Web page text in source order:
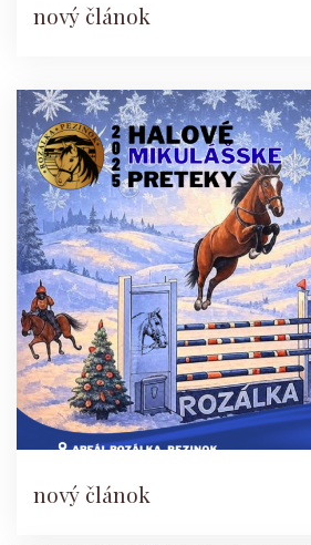
nový článok
nový článok